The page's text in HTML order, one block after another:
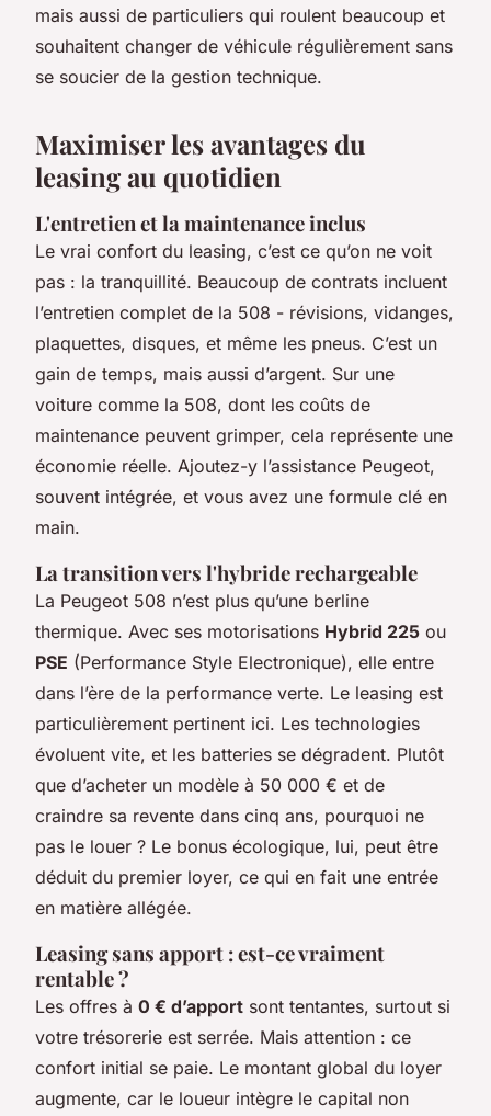
mais aussi de particuliers qui roulent beaucoup et
souhaitent changer de véhicule régulièrement sans
se soucier de la gestion technique.
Maximiser les avantages du
leasing au quotidien
L'entretien et la maintenance inclus
Le vrai confort du leasing, c’est ce qu’on ne voit
pas : la tranquillité. Beaucoup de contrats incluent
l’entretien complet de la 508 - révisions, vidanges,
plaquettes, disques, et même les pneus. C’est un
gain de temps, mais aussi d’argent. Sur une
voiture comme la 508, dont les coûts de
maintenance peuvent grimper, cela représente une
économie réelle. Ajoutez-y l’assistance Peugeot,
souvent intégrée, et vous avez une formule clé en
main.
La transition vers l'hybride rechargeable
La Peugeot 508 n’est plus qu’une berline
thermique. Avec ses motorisations Hybrid 225 ou
PSE (Performance Style Electronique), elle entre
dans l’ère de la performance verte. Le leasing est
particulièrement pertinent ici. Les technologies
évoluent vite, et les batteries se dégradent. Plutôt
que d’acheter un modèle à 50 000 € et de
craindre sa revente dans cinq ans, pourquoi ne
pas le louer ? Le bonus écologique, lui, peut être
déduit du premier loyer, ce qui en fait une entrée
en matière allégée.
Leasing sans apport : est-ce vraiment
rentable ?
Les offres à 0 € d’apport sont tentantes, surtout si
votre trésorerie est serrée. Mais attention : ce
confort initial se paie. Le montant global du loyer
augmente, car le loueur intègre le capital non